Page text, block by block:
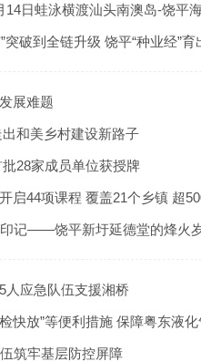
日蛙泳横渡汕头南澳岛-饶平
破到全链升级 饶平“种业经”育
展难题
和美乡村建设新路子
28家成员单位获授牌
启44项课程 覆盖21个乡镇 超
记——饶平新圩延德堂的烽火
人应急队伍支援湘桥
快放”等便利措施 保障粤东液化
筑牢基层防控屏障